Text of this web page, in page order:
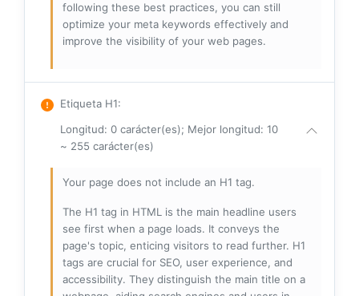
following these best practices, you can still
optimize your meta keywords effectively and
improve the visibility of your web pages.
Etiqueta H1:
Longitud: 0 carácter(es); Mejor longitud: 10
~ 255 carácter(es)
Your page does not include an H1 tag.
The H1 tag in HTML is the main headline users
see first when a page loads. It conveys the
page's topic, enticing visitors to read further. H1
tags are crucial for SEO, user experience, and
accessibility. They distinguish the main title on a